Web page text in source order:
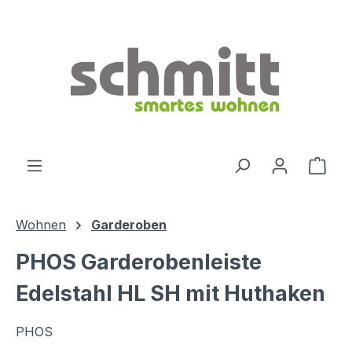
Wohnen Garderoben
PHOS Garderobenleiste
Edelstahl HL SH mit Huthaken
PHOS